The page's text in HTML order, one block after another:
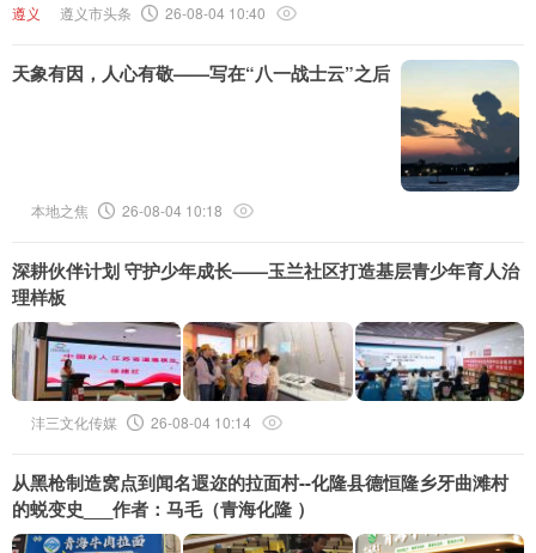
遵义 遵义市头条 26-08-04 10:40
天象有因，人心有敬——写在“八一战士云”之后
本地之焦 26-08-04 10:18
深耕伙伴计划 守护少年成长——玉兰社区打造基层青少年育人治
理样板
沣三文化传媒 26-08-04 10:14
从黑枪制造窝点到闻名遐迩的拉面村--化隆县德恒隆乡牙曲滩村
的蜕变史___作者：马毛（青海化隆 ）